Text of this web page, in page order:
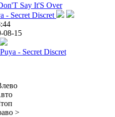
Say It'S Over
08-15
- Secret Discret
>